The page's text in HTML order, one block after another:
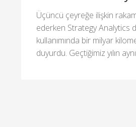
Üçüncü çeyreğe ilişkin
ederken Strategy Analytics
kullanımında bir milyar
duyurdu. Geçtiğimiz yılın